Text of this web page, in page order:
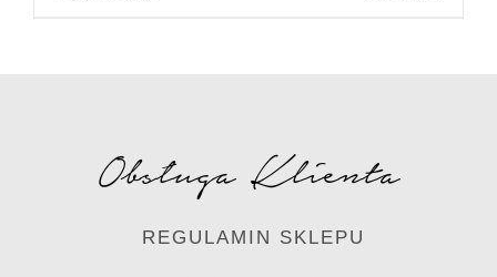
Obsługa Klienta
REGULAMIN SKLEPU